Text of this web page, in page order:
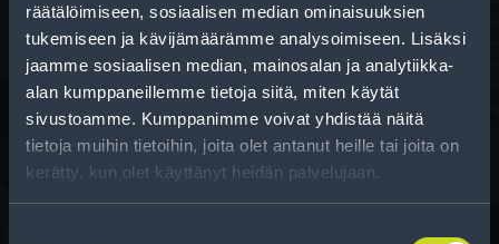
räätälöimiseen, sosiaalisen median ominaisuuksien
tukemiseen ja kävijämäärämme analysoimiseen. Lisäksi
jaamme sosiaalisen median, mainosalan ja analytiikka-
alan kumppaneillemme tietoja siitä, miten käytät
sivustoamme. Kumppanimme voivat yhdistää näitä
tietoja muihin tietoihin, joita olet antanut heille tai joita on
kerätty, kun olet käyttänyt heidän palvelujaan.
Rengas­laskuri
Auttaa sinua valitsemaan oikean kokoisen renkaan,
kun vaihdat rengaskokoa.